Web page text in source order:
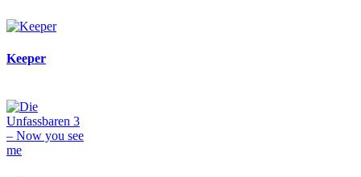
Keeper